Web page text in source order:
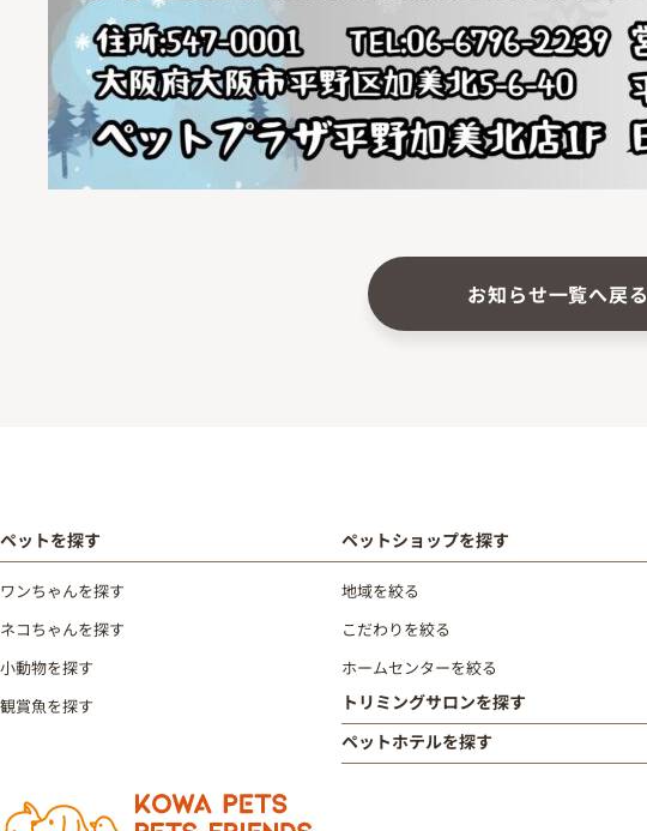
お知らせ一覧へ戻る
ペットを探す
ワンちゃんを探す
ネコちゃんを探す
小動物を探す
観賞魚を探す
ペットショップを探す
地域を絞る
こだわりを絞る
ホームセンターを絞る
トリミングサロンを探す
ペットホテルを探す